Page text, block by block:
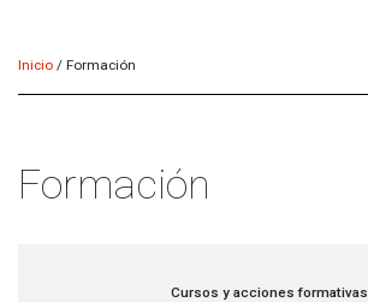
Inicio / Formación
Formación
Cursos y acciones formativas